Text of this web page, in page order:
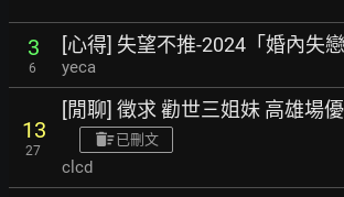
3
6
[心得] 失望不推-2024「婚內失
yeca
13
27
[閒聊] 徵求 勸世三姐妹 高雄場
已刪文
clcd